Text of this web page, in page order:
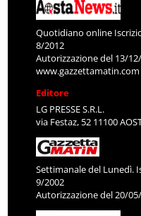
Quotidiano online
8/2012
Autorizzazione del 13/
www.gazzettamatin.com
Editore
LG PRESSE S.R.L.
via Festaz, 52 11100
Settimanale del Lunedì.
9/2002
Autorizzazione del 20/